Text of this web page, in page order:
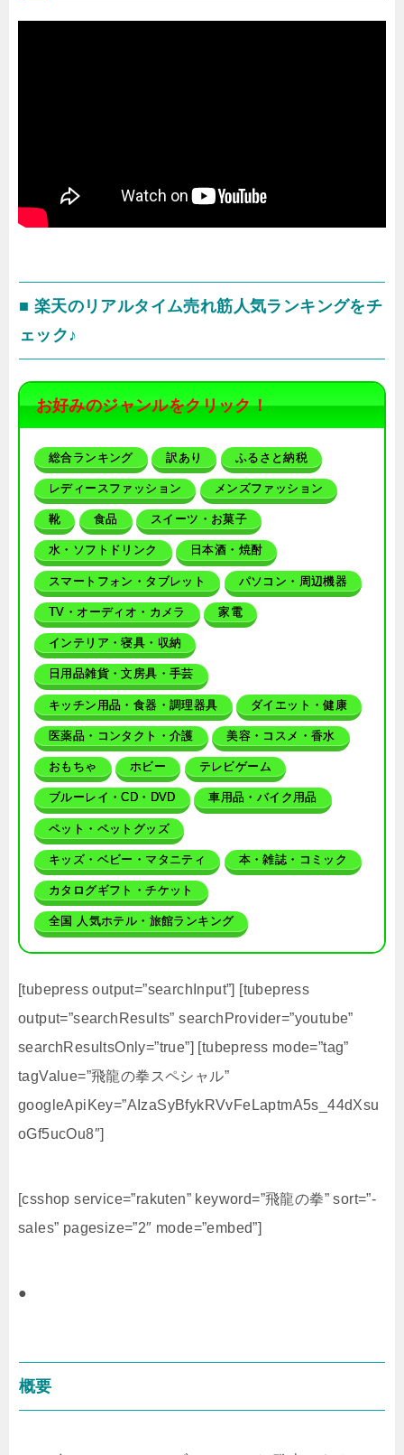
■ 楽天のリアルタイム売れ筋人気ランキングをチ
ェック♪
お好みのジャンルをクリック！
総合ランキング 訳あり ふるさと納税
レディースファッション メンズファッション
靴 食品 スイーツ・お菓子
水・ソフトドリンク 日本酒・焼酎
スマートフォン・タブレット パソコン・周辺機器
TV・オーディオ・カメラ 家電
インテリア・寝具・収納
日用品雑貨・文房具・手芸
キッチン用品・食器・調理器具 ダイエット・健康
医薬品・コンタクト・介護 美容・コスメ・香水
おもちゃ ホビー テレビゲーム
ブルーレイ・CD・DVD 車用品・バイク用品
ペット・ペットグッズ
キッズ・ベビー・マタニティ 本・雑誌・コミック
カタログギフト・チケット
全国 人気ホテル・旅館ランキング
[tubepress output=”searchInput”] [tubepress
output=”searchResults” searchProvider=”youtube”
searchResultsOnly=”true”] [tubepress mode=”tag”
tagValue=”飛龍の拳スペシャル”
googleApiKey=”AIzaSyBfykRVvFeLaptmA5s_44dXsu
oGf5ucOu8″]
[csshop service=”rakuten” keyword=”飛龍の拳” sort=”-
sales” pagesize=”2″ mode=”embed”]
●
概要